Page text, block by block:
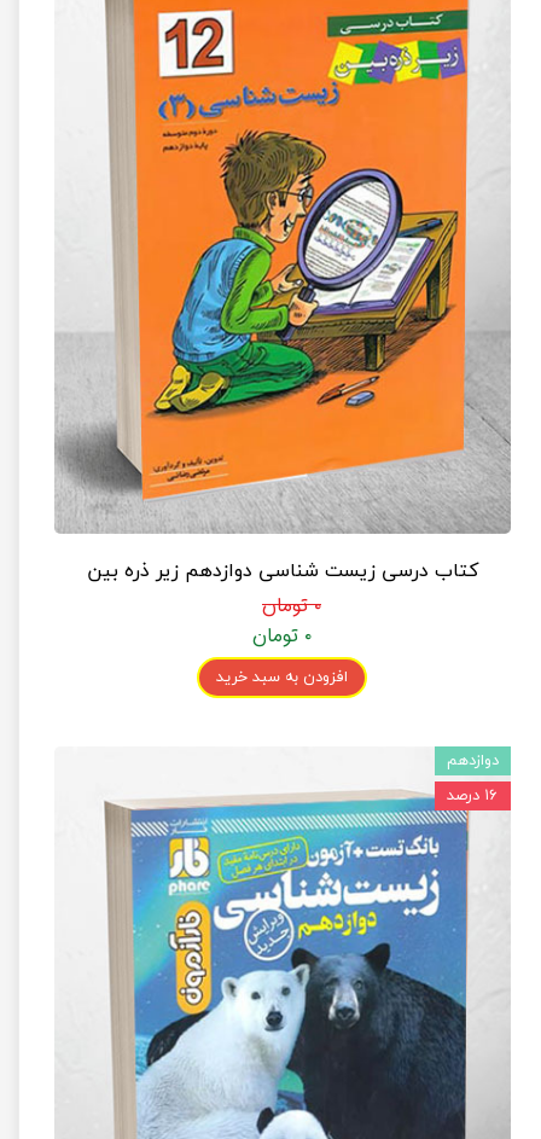
کتاب درسی زیست شناسی دوازدهم زیر ذره بین
۰ تومان
۰ تومان
افزودن به سبد خرید
دوازدهم
۱۶ درصد